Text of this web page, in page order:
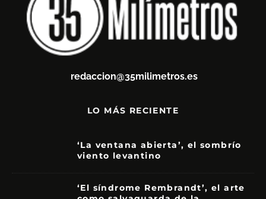
redaccion@35milimetros.es
LO MÁS RECIENTE
‘La ventana abierta’, el sombrío
viento levantino
‘El síndrome Rembrandt’, el arte